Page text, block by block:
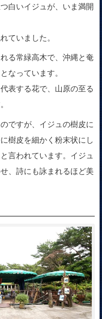
白いイジュが、いま満開
ていました。
る常緑高木で、沖縄と奄
なっています。
表する花で、山原の至る
ですが、イジュの樹皮に
樹皮を細かく粉末状にし
言われています。イジュ
、詩にも詠まれるほど美